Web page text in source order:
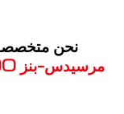
نحن
مرسيدس-بنز SLK300